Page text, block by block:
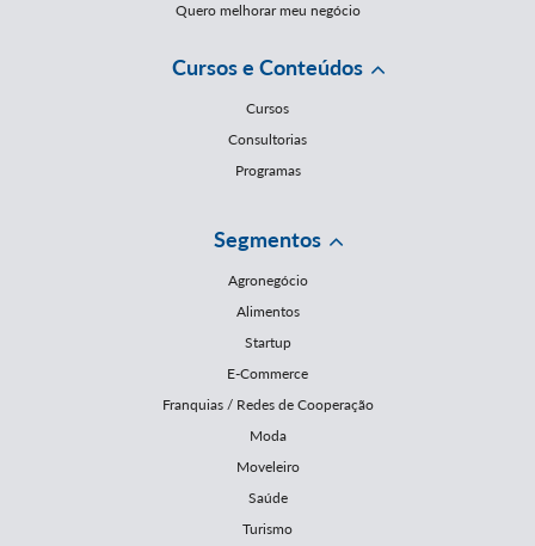
Quero melhorar meu negócio
Cursos e Conteúdos
Cursos
Consultorias
Programas
Segmentos
Agronegócio
Alimentos
Startup
E-Commerce
Franquias / Redes de Cooperação
Moda
Moveleiro
Saúde
Turismo